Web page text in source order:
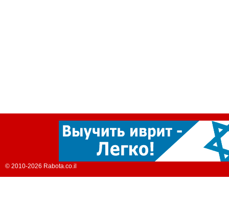
© 2010-2026 Rabota.co.il